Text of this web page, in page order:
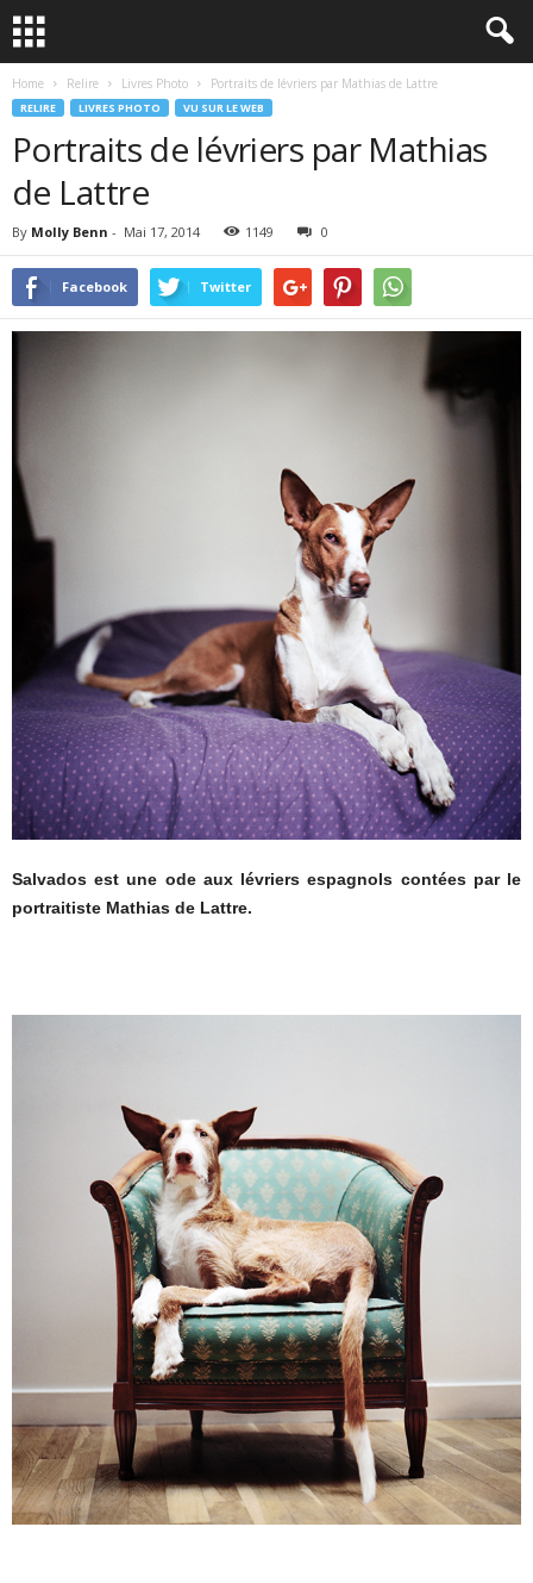
Home Relire Livres Photo Portraits de lévriers par Mathias de Lattre
RELIRE LIVRES PHOTO VU SUR LE WEB
Portraits de lévriers par Mathias
de Lattre
By Molly Benn - Mai 17, 2014 1149 0
Facebook Twitter
Salvados est une ode aux lévriers espagnols contées par le
portraitiste Mathias de Lattre.